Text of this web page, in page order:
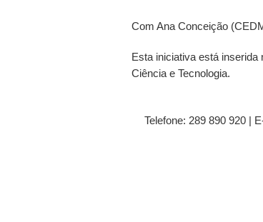
Com Ana Conceição
Esta iniciativa está
Ciência e Tecnologia.
Telefone: 289 890 920 |